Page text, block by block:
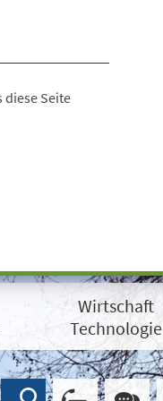
diese Seite
Wirtschaft
Technologie